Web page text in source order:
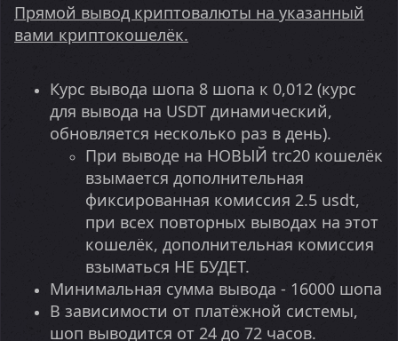
Прямой вывод криптовалюты на указанный
вами криптокошелёк.
Курс вывода шопа 8 шопа к 0,012 (курс
для вывода на USDT динамический,
обновляется несколько раз в день).
При выводе на НОВЫЙ trc20 кошелёк
взымается дополнительная
фиксированная комиссия 2.5 usdt,
при всех повторных выводах на этот
кошелёк, дополнительная комиссия
взыматься НЕ БУДЕТ.
Минимальная сумма вывода - 16000 шопа
В зависимости от платёжной системы,
шоп выводится от 24 до 72 часов.